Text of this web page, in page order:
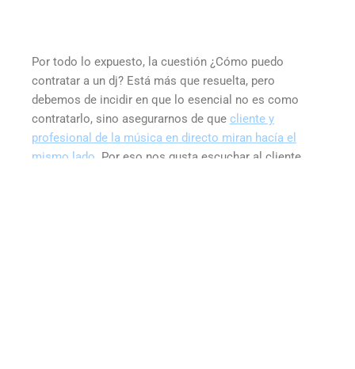
Por todo lo expuesto, la cuestión ¿Cómo puedo
contratar a un dj? Está más que resuelta, pero
debemos de incidir en que lo esencial no es como
contratarlo, sino asegurarnos de que cliente y
profesional de la música en directo miran hacía el
mismo lado . Por eso nos gusta escuchar al cliente,